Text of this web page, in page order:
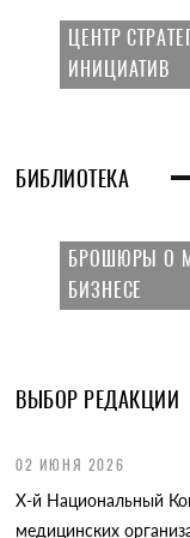
ЦЕНТР
ИНИЦИАТИВ
БИБЛИОТЕКА
БРОШЮРЫ О
БИЗНЕСЕ
ВЫБОР РЕДАКЦИИ
02 ИЮНЯ 2026
X-й Национальный
медицинских